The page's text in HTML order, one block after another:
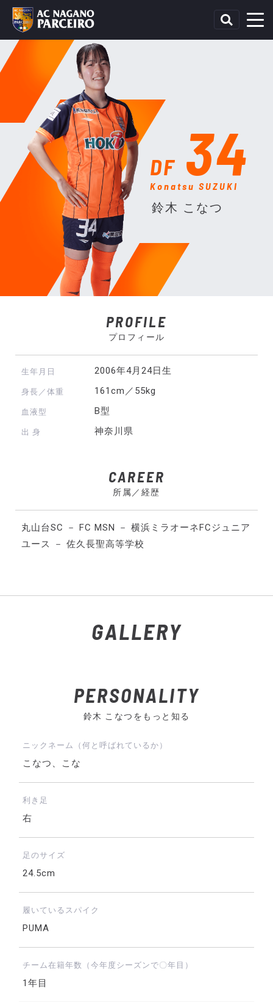
DF 34
Konatsu SUZUKI
鈴木 こなつ
PROFILE
プロフィール
生年月日 2006年4月24日生
身長／体重 161cm／55kg
血液型 B型
出 身 神奈川県
CAREER
所属／経歴
丸山台SC － FC MSN － 横浜ミラオーネFCジュニア
ユース － 佐久長聖高等学校
GALLERY
PERSONALITY
鈴木 こなつをもっと知る
ニックネーム（何と呼ばれているか）
こなつ、こな
利き足
右
足のサイズ
24.5cm
履いているスパイク
PUMA
チーム在籍年数（今年度シーズンで〇年目）
1年目